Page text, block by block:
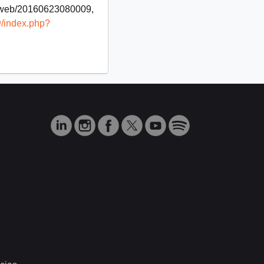
20160623080009,
index.php?